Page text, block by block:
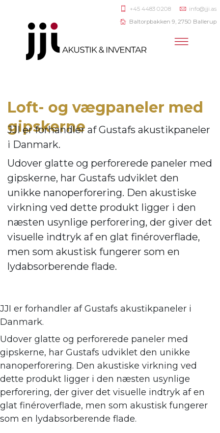
+45 4483 0208
info@jji.as
Baltorpbakken 9, 2750 Ballerup
Loft- og vægpaneler med
gipskerne
JJI er forhandler afGustafs akustikpaneler
i Danmark.
Udover glatte og perforerede paneler med
gipskerne, har Gustafs udviklet den
unikke nanoperforering. Den akustiske
virkning ved dette produkt ligger i den
næsten usynlige perforering, der giver det
visuelle indtryk af en glat finéroverflade,
men som akustisk fungerer som en
lydabsorberende flade.
JJI er forhandler afGustafs akustikpaneler i
Danmark.
Udover glatte og perforerede paneler med
gipskerne, har Gustafs udviklet den unikke
nanoperforering. Den akustiske virkning ved
dette produkt ligger i den næsten usynlige
perforering, der giver det visuelle indtryk af en
glat finéroverflade, men som akustisk fungerer
som en lydabsorberende flade.